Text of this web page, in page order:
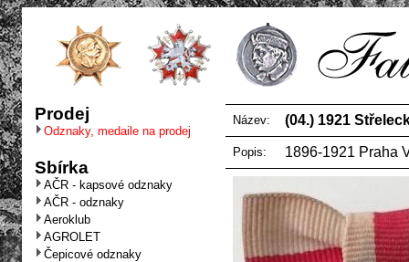
Prodej
Odznaky, medaile na prodej
Sbírka
AČR - kapsové odznaky
AČR - odznaky
Aeroklub
AGROLET
Čepicové odznaky
Název: (04.) 1921
Popis: 1896-1921 Praha